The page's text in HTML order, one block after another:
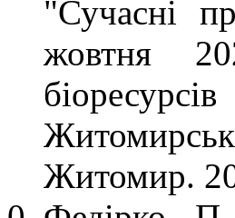
"Сучасні
жовтня
Житомир.